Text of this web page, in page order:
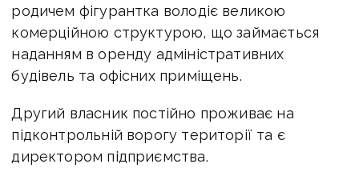
родичем фігурантка володіє великою
комерційною структурою, що займається
наданням в оренду адміністративних
будівель та офісних приміщень.
Другий власник постійно проживає на
підконтрольній ворогу території та є
директором підприємства.